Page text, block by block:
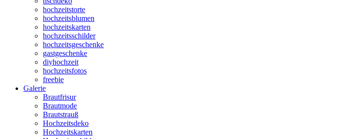
hochzeitstorte
hochzeitsblumen
hochzeitskarten
hochzeitsschilder
hochzeitsgeschenke
gastgeschenke
diyhochzeit
hochzeitsfotos
freebie
Galerie
Brautfrisur
Brautmode
Brautstrauß
Hochzeitsdeko
Hochzeitskarten